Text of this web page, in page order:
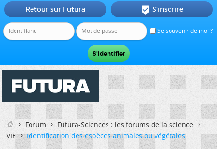
Se souvenir de moi ?
Retour sur Futura  S'inscrire
Forum
Futura-Sciences : les forums de la science
VIE
Identification des espèces animales ou végétales